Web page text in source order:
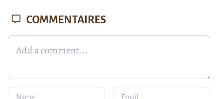
COMMENTAIRES